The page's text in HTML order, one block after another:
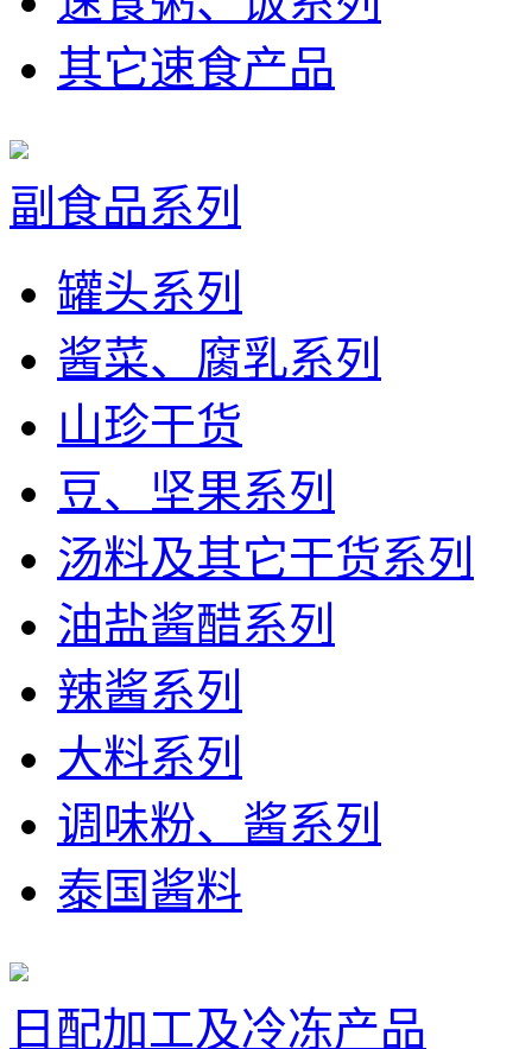
其它速食产品
副食品系列
罐头系列
酱菜、腐乳系列
山珍干货
豆、坚果系列
汤料及其它干货系列
油盐酱醋系列
辣酱系列
大料系列
调味粉、酱系列
泰国酱料
日配加工及冷冻产品